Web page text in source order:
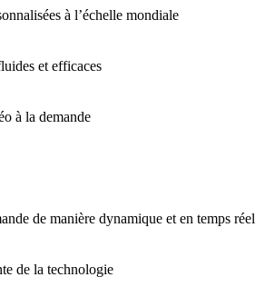
à l’échelle mondiale
et efficaces
à la demande
de manière dynamique et en temps réel
de la technologie